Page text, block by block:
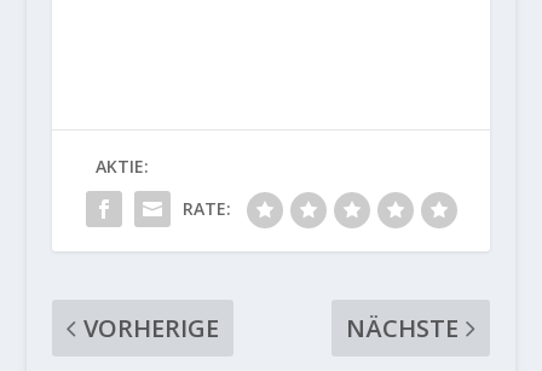
AKTIE:
RATE:
VORHERIGE
NÄCHSTE